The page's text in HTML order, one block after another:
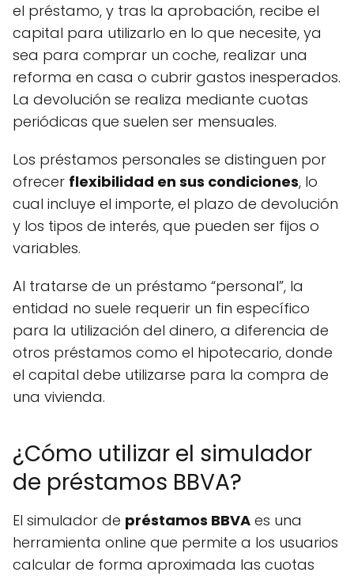
el préstamo, y tras la aprobación, recibe el
capital para utilizarlo en lo que necesite, ya
sea para comprar un coche, realizar una
reforma en casa o cubrir gastos inesperados.
La devolución se realiza mediante cuotas
periódicas que suelen ser mensuales.
Los préstamos personales se distinguen por
ofrecer flexibilidad en sus condiciones, lo
cual incluye el importe, el plazo de devolución
y los tipos de interés, que pueden ser fijos o
variables.
Al tratarse de un préstamo “personal”, la
entidad no suele requerir un fin específico
para la utilización del dinero, a diferencia de
otros préstamos como el hipotecario, donde
el capital debe utilizarse para la compra de
una vivienda.
¿Cómo utilizar el simulador
de préstamos BBVA?
El simulador de préstamos BBVA es una
herramienta online que permite a los usuarios
calcular de forma aproximada las cuotas